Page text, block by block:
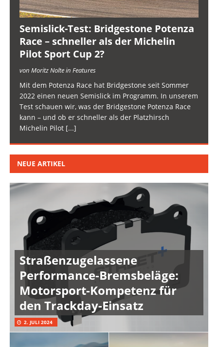
Semislick-Test: Bridgestone Potenza
Race – schneller als der Michelin
Pilot Sport Cup 2?
von Moritz Nolte in Features
Mit dem Potenza Race hat Bridgestone seit Sommer
2022 einen neuen Semislick im Programm. In unserem
Test schauen wir, was der Bridgestone Potenza Race
kann – und ob er schneller als der Platzhirsch
Michelin Pilot [...]
NEUE ARTIKEL
Straßenzugelassene
Performance-Bremsbeläge:
Motorsport-Kompetenz für
den Trackday-Einsatz
2. JULI 2024